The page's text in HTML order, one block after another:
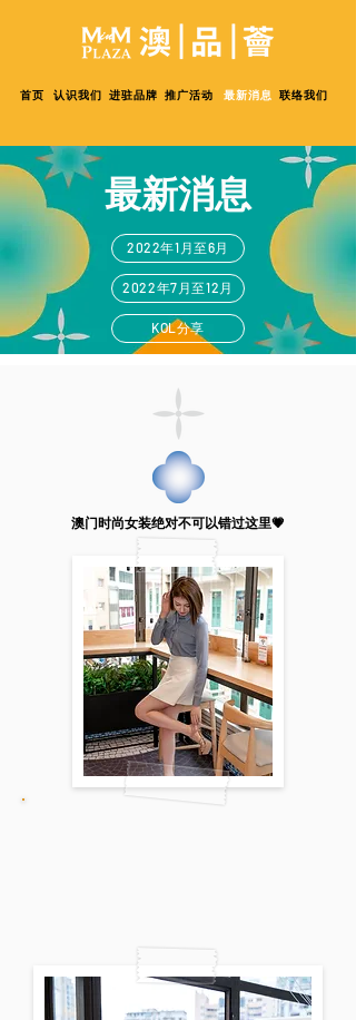
首页 认识我们 进驻品牌 推广活动 最新消息 联络我们
​最新消息
2022年1月至6月
2022年7月至12月
KOL分享
​澳门时尚女装绝对不可以错过这里💗